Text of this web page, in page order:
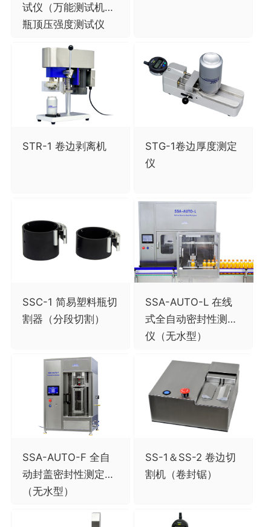
试仪（万能测试机）,
瓶顶压强度测试仪
STR-1 卷边剥离机
STG-1卷边厚度测定
仪
SSC-1 简易塑料瓶切
割器（分段切割）
SSA-AUTO-L 在线
式全自动密封性测定
仪（无水型）
SSA-AUTO-F 全自
动封盖密封性测定仪
（无水型）
SS-1＆SS-2 卷边切
割机（卷封锯）